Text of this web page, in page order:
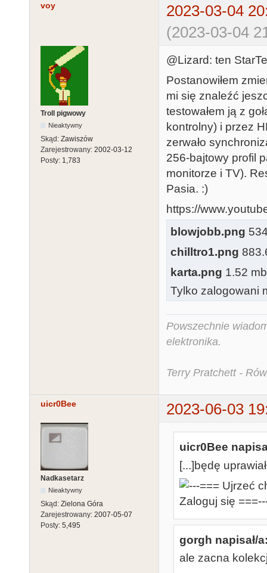
voy
2023-03-04
(2023-03-04
Troll pigwowy
Nieaktywny
Skąd: Zawiszów
Zarejestrowany: 2002-03-12
Posty: 1,783
@Lizard: ten
Postanowiłem
mi się znaleźć
testowałem ją z
kontrolny) i przez
zerwało
256-bajtowy profil
monitorze i TV).
Pasia. :)
https://
blowjobb.png
chilltro1.png
karta.png 1.52
Tylko zalogowani
Powszechnie
elektronika.
Terry Pratchett -
uicr0Bee 2023-06-03
Nadkasetarz
Nieaktywny
Skąd: Zielona Góra
Zarejestrowany: 2007-05-07
Posty: 5,495
uicr0Bee
[...]będę
gorgh napisał/
ale zacna